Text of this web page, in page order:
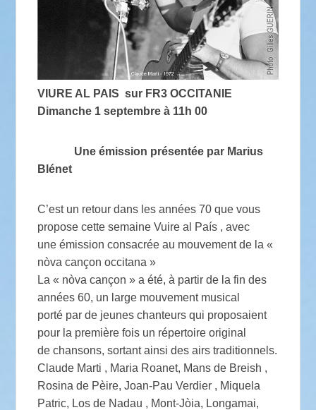
VIURE AL PAIS sur FR3 OCCITANIE
Dimanche 1 septembre à 11h 00
Une émission présentée par Marius
Blénet
C’est un retour dans les années 70 que vous
propose cette semaine Vuire al País , avec
une émission consacrée au mouvement de la «
nòva cançon occitana »
La « nòva cançon » a été, à partir de la fin des
années 60, un large mouvement musical
porté par de jeunes chanteurs qui proposaient
pour la première fois un répertoire original
de chansons, sortant ainsi des airs traditionnels.
Claude Marti , Maria Roanet, Mans de Breish ,
Rosina de Pèire, Joan-Pau Verdier , Miquela
Patric, Los de Nadau , Mont-Jòia, Longamai,